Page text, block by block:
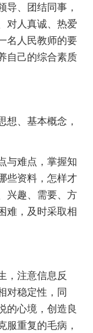
导、团结同事，
对人真诚、热爱
名人民教师的要
自己的综合素质
、基本概念，
难点，掌握知
些资料，怎样才
兴趣、需要、方
难，及时采取相
注意信息反
对稳定性，同
的心境，创造良
服重复的毛病，